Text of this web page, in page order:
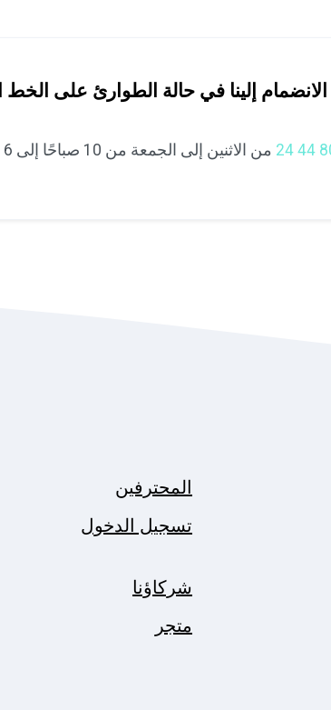
إلينا في حالة الطوارئ على
من الاثنين إلى الجمعة من 10 صباحًا إلى 6 مساءً
المحترفين
تسجيل الدخول
شركاؤنا
متجر